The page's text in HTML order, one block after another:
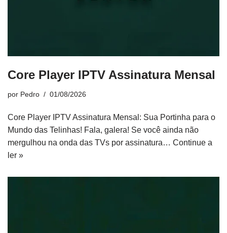
Core Player IPTV Assinatura Mensal
por Pedro 01/08/2026
Core Player IPTV Assinatura Mensal: Sua Portinha para o
Mundo das Telinhas! Fala, galera! Se você ainda não
mergulhou na onda das TVs por assinatura… Continue a
ler »